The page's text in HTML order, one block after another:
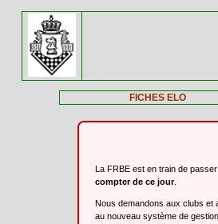
FICHES ELO
La FRBE est en train de
compter de ce jour.
Nous demandons aux clubs et
au nouveau système de